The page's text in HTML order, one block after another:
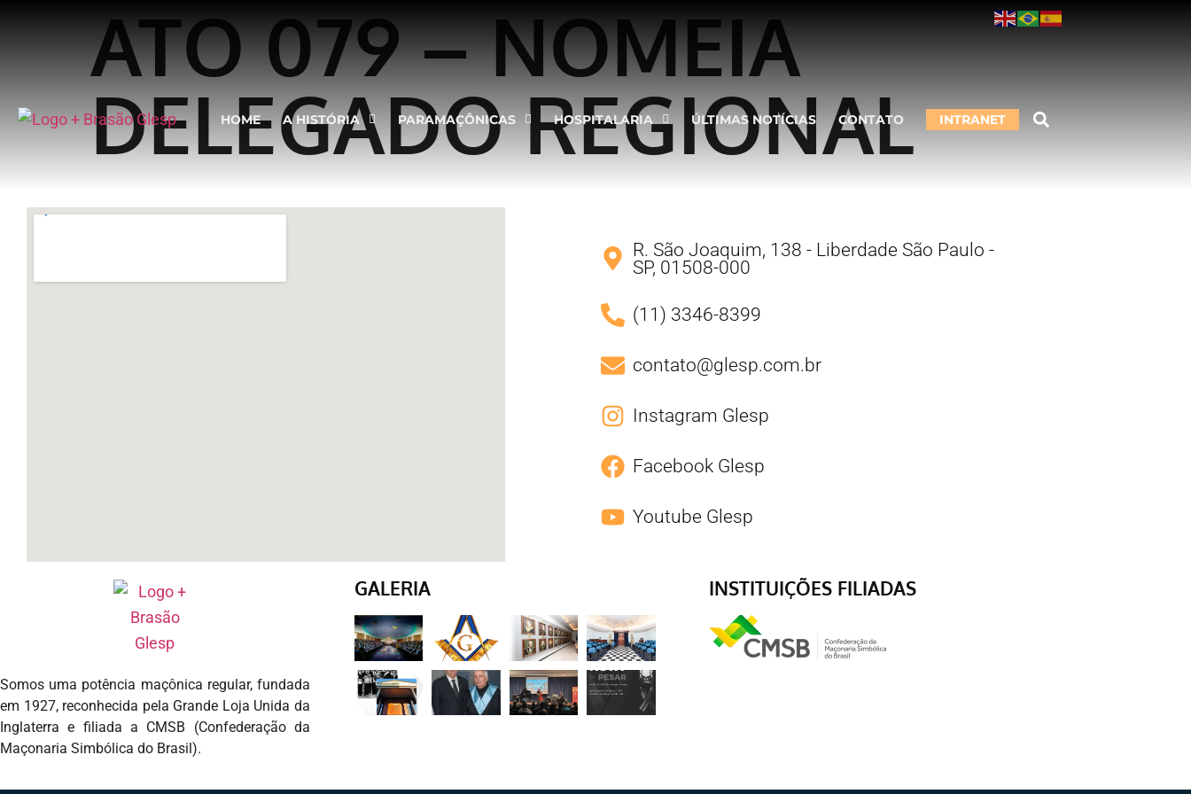
HOME A HISTÓRIA PARAMAÇÔNICAS HOSPITALARIA ÚLTIMAS NOTÍCIAS CONTATO INTRANET
ATO 079 – NOMEIA
DELEGADO REGIONAL
R. São Joaquim, 138 - Liberdade São Paulo -
SP, 01508-000
(11) 3346-8399
contato@glesp.com.br
Instagram Glesp
Facebook Glesp
Youtube Glesp
Somos uma potência maçônica regular, fundada
em 1927, reconhecida pela Grande Loja Unida da
Inglaterra e filiada a CMSB (Confederação da
Maçonaria Simbólica do Brasil).
GALERIA INSTITUIÇÕES FILIADAS